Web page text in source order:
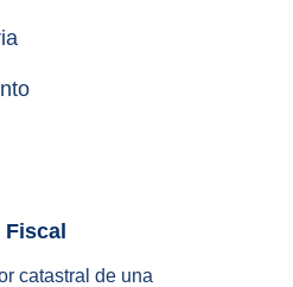
catastral de una